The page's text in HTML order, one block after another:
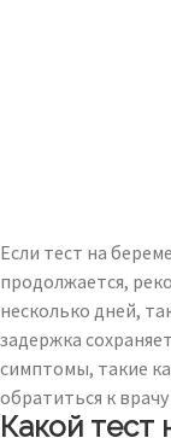
Если тест на
продолжается,
несколько дней,
задержка
симптомы, такие
обратиться к
Какой тест